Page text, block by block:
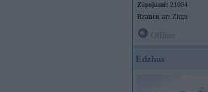
Ziņojumi: 21004
Braucu ar: Zirgu
Edzhus